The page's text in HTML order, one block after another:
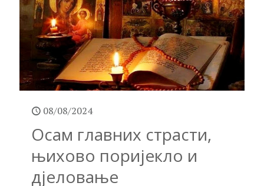
08/08/2024
Осам главних страсти,
њихово поријекло и
дјеловање